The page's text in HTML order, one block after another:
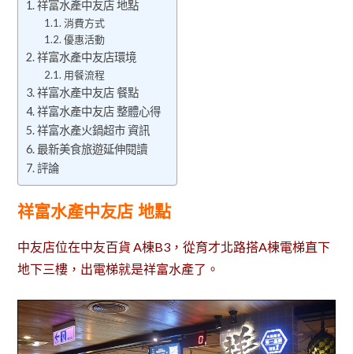
祥富水產中友店 地點
消費方式
優惠活動
祥富水產中友店環境
用餐流程
祥富水產中友店 餐點
祥富水產中友店 整體心得
祥富水產火鍋超市 資訊
最新美食旅遊延伸閱讀
評論
祥富水產中友店 地點
中友店位在中友百貨 A棟B3，從育才北路搭A棟電梯直下
地下三樓，出電梯就是祥富水產了。